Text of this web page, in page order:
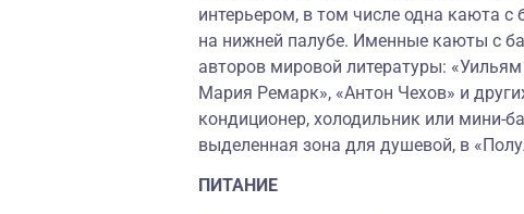
интерьером, в том числе одна каюта
на нижней палубе. Именные каюты с
авторов мировой литературы:
Мария Ремарк», «Антон Чехов» и
кондиционер, холодильник или мини-
выделенная зона для душевой, в
ПИТАНИЕ